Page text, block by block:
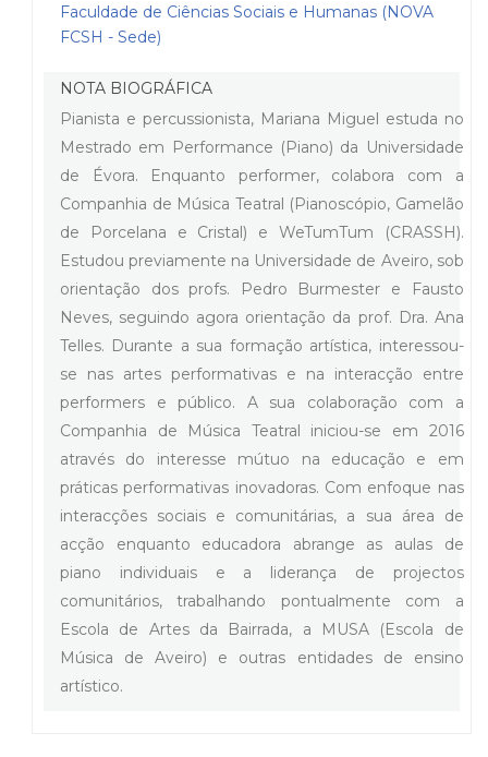
Faculdade de Ciências Sociais e Humanas (NOVA
FCSH - Sede)
NOTA BIOGRÁFICA
Pianista e percussionista, Mariana Miguel estuda no
Mestrado em Performance (Piano) da Universidade
de Évora. Enquanto performer, colabora com a
Companhia de Música Teatral (Pianoscópio, Gamelão
de Porcelana e Cristal) e WeTumTum (CRASSH).
Estudou previamente na Universidade de Aveiro, sob
orientação dos profs. Pedro Burmester e Fausto
Neves, seguindo agora orientação da prof. Dra. Ana
Telles. Durante a sua formação artística, interessou-
se nas artes performativas e na interacção entre
performers e público. A sua colaboração com a
Companhia de Música Teatral iniciou-se em 2016
através do interesse mútuo na educação e em
práticas performativas inovadoras. Com enfoque nas
interacções sociais e comunitárias, a sua área de
acção enquanto educadora abrange as aulas de
piano individuais e a liderança de projectos
comunitários, trabalhando pontualmente com a
Escola de Artes da Bairrada, a MUSA (Escola de
Música de Aveiro) e outras entidades de ensino
artístico.